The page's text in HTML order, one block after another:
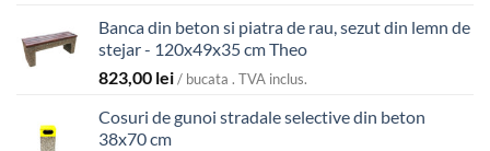
prețuri:
780,00 lei
până
4.000,00 lei
Banca din beton si piatra de rau, sezut din lemn de
stejar - 120x49x35 cm Theo
823,00 lei/ bucata . TVA inclus.
Cosuri de gunoi stradale selective din beton
38x70 cm